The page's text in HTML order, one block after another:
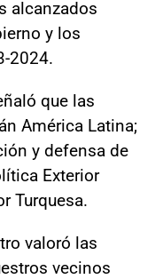
alcanzados
y los
2024.
que las
América Latina;
y defensa de
Exterior
Turquesa.
valoró las
vecinos